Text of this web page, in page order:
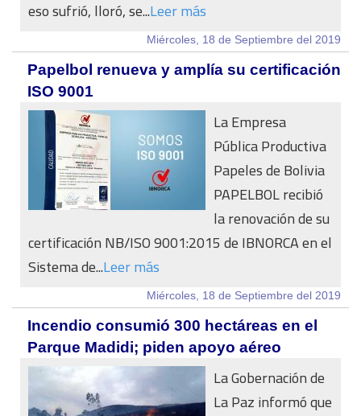
eso sufrió, lloró, se...Leer más
Miércoles, 18 de Septiembre del 2019
Papelbol renueva y amplía su certificación
ISO 9001
La Empresa
Pública Productiva
Papeles de Bolivia
PAPELBOL recibió
la renovación de su
certificación NB/ISO 9001:2015 de IBNORCA en el
Sistema de...Leer más
Miércoles, 18 de Septiembre del 2019
Incendio consumió 300 hectáreas en el
Parque Madidi; piden apoyo aéreo
La Gobernación de
La Paz informó que